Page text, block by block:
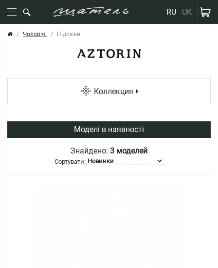
RU UK
Чоловічі Підвіски
Коллекция
Моделі в наявності
Знайдено: 3 моделей
Сортувати: